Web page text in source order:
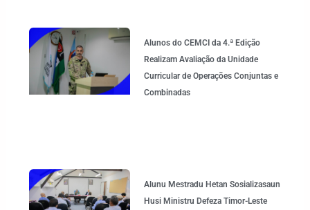
Alunos do CEMCI da 4.ª Edição
Realizam Avaliação da Unidade
Curricular de Operações Conjuntas e
Combinadas
Alunu Mestradu Hetan Sosializasaun
Husi Ministru Defeza Timor-Leste